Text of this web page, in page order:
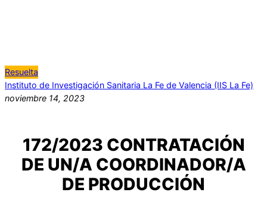
Resuelta
Instituto de Investigación Sanitaria La Fe de Valencia (IIS La Fe)
noviembre 14, 2023
172/2023 CONTRATACIÓN
DE UN/A COORDINADOR/A
DE PRODUCCIÓN